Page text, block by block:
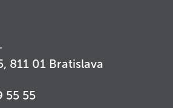
811 01 Bratislava
55 55